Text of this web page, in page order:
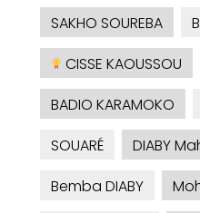
SAKHO SOUREBA
CISSE KAOUSSOU
BADIO KARAMOKO
SOUARÉ
DIABY
Bemba DIABY